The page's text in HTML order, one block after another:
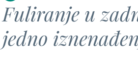
Fuliranje u
jedno